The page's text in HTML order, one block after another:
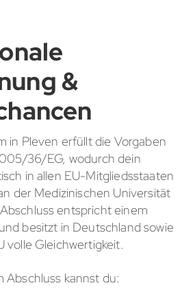
&
in Pleven erfüllt die Vorgaben
36/EG, wodurch dein
in allen EU-Mitgliedsstaaten
der Medizinischen Universität
entspricht einem
besitzt in Deutschland sowie
volle Gleichwertigkeit.
Abschluss kannst du: